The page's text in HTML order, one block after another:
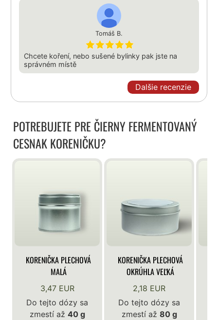
Tomáš B.
Chcete koření, nebo sušené bylinky pak jste na
správném místě
Dalšie recenzie
POTREBUJETE PRE ČIERNY FERMENTOVANÝ
CESNAK KORENIČKU?
KORENIČKA PLECHOVÁ
MALÁ
3,47 EUR
Do tejto dózy sa
zmestí až 40 g
KORENIČKA PLECHOVÁ
OKRÚHLA VEĽKÁ
2,18 EUR
Do tejto dózy sa
zmestí až 80 g